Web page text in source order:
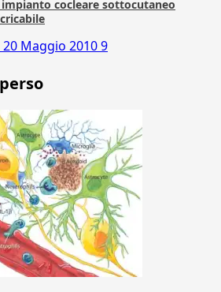
impianto cocleare sottocutaneo
20 Maggio 20109